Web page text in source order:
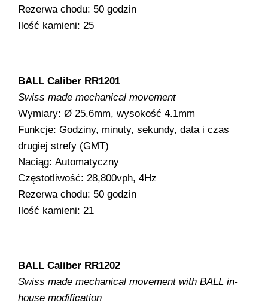
Rezerwa chodu: 50 godzin
Ilość kamieni: 25
BALL Caliber RR1201
Swiss made mechanical movement
Wymiary: Ø 25.6mm, wysokość 4.1mm
Funkcje: Godziny, minuty, sekundy, data i czas
drugiej strefy (GMT)
Naciąg: Automatyczny
Częstotliwość: 28,800vph, 4Hz
Rezerwa chodu: 50 godzin
Ilość kamieni: 21
BALL Caliber RR1202
Swiss made mechanical movement with BALL in-
house modification